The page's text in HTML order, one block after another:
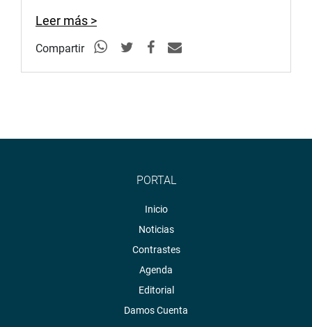
Leer más >
Compartir
PORTAL
Inicio
Noticias
Contrastes
Agenda
Editorial
Damos Cuenta